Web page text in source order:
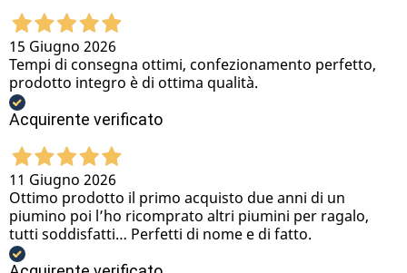
15 Giugno 2026
Tempi di consegna ottimi, confezionamento perfetto,
prodotto integro è di ottima qualità.
Acquirente verificato
11 Giugno 2026
Ottimo prodotto il primo acquisto due anni di un
piumino poi l’ho ricomprato altri piumini per ragalo,
tutti soddisfatti… Perfetti di nome e di fatto.